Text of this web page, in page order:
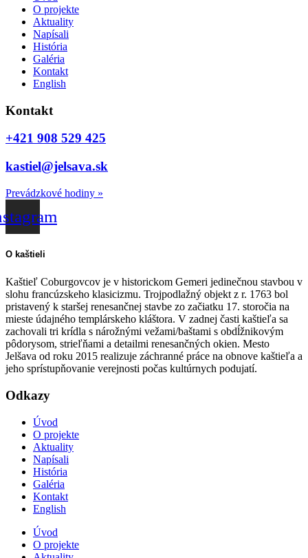
O projekte
Aktuality
Napísali
História
Galéria
Kontakt
English
Kontakt
+421 908 529 425
kastiel@jelsava.sk
Prevádzkové hodiny »
O kaštieli
Kaštieľ Coburgovcov je v historickom Gemeri jedinečnou stavbou v
slohu francúzskeho klasicizmu. Trojpodlažný objekt z r. 1763 bol
pristavený k staršej renesančnej stavbe zo začiatku 17. storočia na
mieste údajného templárskeho kláštora. V zadnej časti kaštieľa sa
zachovali tri krídla s nárožnými vežami/baštami s obdĺžnikovým
pôdorysom, strieľňami a detailmi renesančných okien. Mesto
Jelšava od roku 2015 realizuje záchranné práce na obnove kaštieľa a
jeho sprístupňovanie verejnosti počas kultúrnych podujatí.
Odkazy
Úvod
O projekte
Aktuality
Napísali
História
Galéria
Kontakt
English
Úvod
O projekte